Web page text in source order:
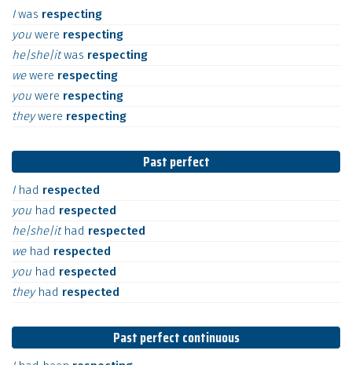
Iwas respecting
you were respecting
he|she|itwas respecting
wewere respecting
you were respecting
theywere respecting
Past perfect
I had respected
you had respected
he|she|it had respected
we had respected
you had respected
they had respected
Past perfect continuous